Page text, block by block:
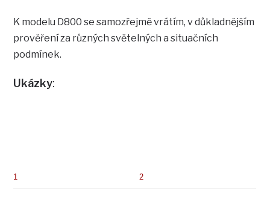
K modelu D800 se samozřejmě vrátím, v důkladnějším
prověření za různých světelných a situačních
podmínek.
Ukázky:
1 2